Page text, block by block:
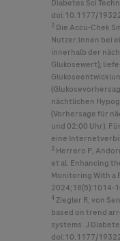
Diabetes Sci
doi:10.1177/
2 DieAccu-Chek
Nutzer:innen bei
innerhalb der
Glukosewert),
nächtlichen
(Vorhersage für
und 02:00 Uhr).
eine
3 Herrero P,
et al. Enhancing
Monitoring With a
2024;18(5):1014-
4Ziegler R, von
based on trend
systems. J
doi:10.1177/